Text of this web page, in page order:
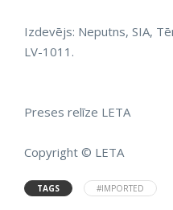
Izdevējs: Neputns, SIA,
LV-1011.
Preses relīze LETA
Copyright © LETA
TAGS #IMPORTED